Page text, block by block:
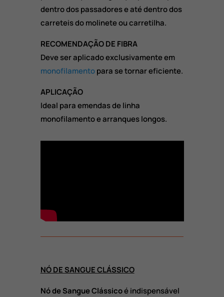
dentro dos passadores e até dentro dos
carreteis do molinete ou carretilha.
RECOMENDAÇÃO DE FIBRA
Deve ser aplicado exclusivamente em
monofilamentopara se tornar eficiente.
APLICAÇÃO
Ideal para emendas de linha
monofilamento e arranques longos.
NÓ DE SANGUE CLÁSSICO
Nó de Sangue Clássicoé indispensável